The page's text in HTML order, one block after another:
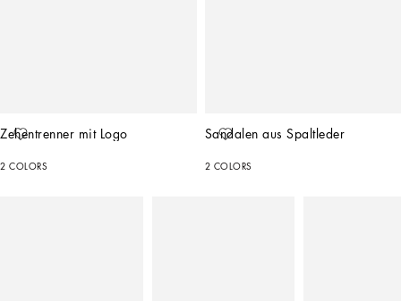
Zehentrenner mit Logo
2 COLORS
Sandalen aus Spaltleder
2 COLORS